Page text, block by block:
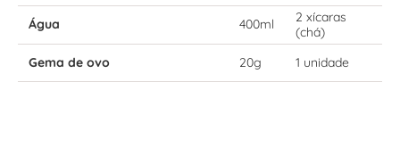
Água 400ml
2 xícaras
(chá)
Gema de ovo
20g 1 unidade